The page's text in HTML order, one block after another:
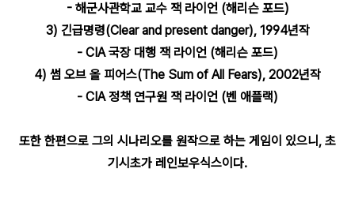
- 해군사관학교 교수 잭 라이언 (해리슨 포드)
3) 긴급명령(Clear and present danger), 1994년작
- CIA 국장 대행 잭 라이언 (해리슨 포드)
4) 썸 오브 올 피어스(The Sum of All Fears), 2002년작
- CIA 정책 연구원 잭 라이언 (벤 애플랙)
또한 한편으로 그의 시나리오를 원작으로 하는 게임이 있으니, 초
기시초가 레인보우식스이다.